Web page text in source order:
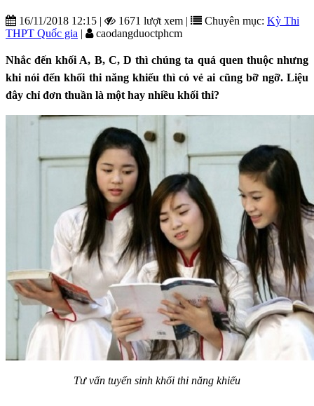
16/11/2018 12:15 | 1671 lượt xem | Chuyên mục: Kỳ Thi
THPT Quốc gia | caodangduoctphcm
Nhắc đến khối A, B, C, D thì chúng ta quá quen thuộc nhưng
khi nói đến khối thi năng khiếu thì cỏ vẻ ai cũng bỡ ngỡ. Liệu
đây chỉ đơn thuần là một hay nhiều khối thi?
Tư vấn tuyển sinh khối thi năng khiếu